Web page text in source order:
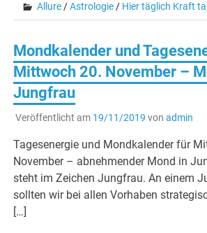
Allure/Astrologie/ Hier täglich Kraft
Mondkalender und
Mittwoch 20. November –
Jungfrau
Veröffentlicht am 19/11/2019 von admin
Tagesenergie und Mondkalender für
November – abnehmender Mond in
steht im Zeichen Jungfrau. An einem
sollten wir bei allen Vorhaben
[…]